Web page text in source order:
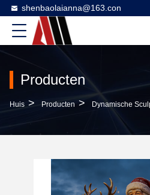
shenbaolaianna@163.con
Producten
Huis > Producten > Dynamische